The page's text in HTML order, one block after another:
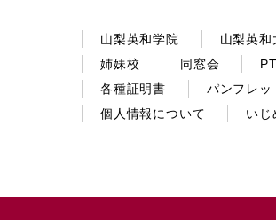
山梨英和学院 山梨英和
姉妹校
同窓会
各種証明書
パンフレッ
個人情報について
いじ